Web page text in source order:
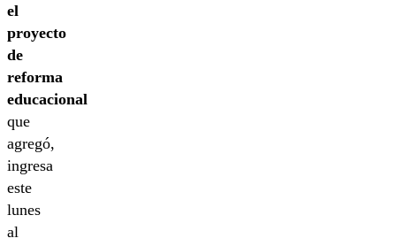
el
proyecto
de
reforma
educacional
que
agregó,
ingresa
este
lunes
al